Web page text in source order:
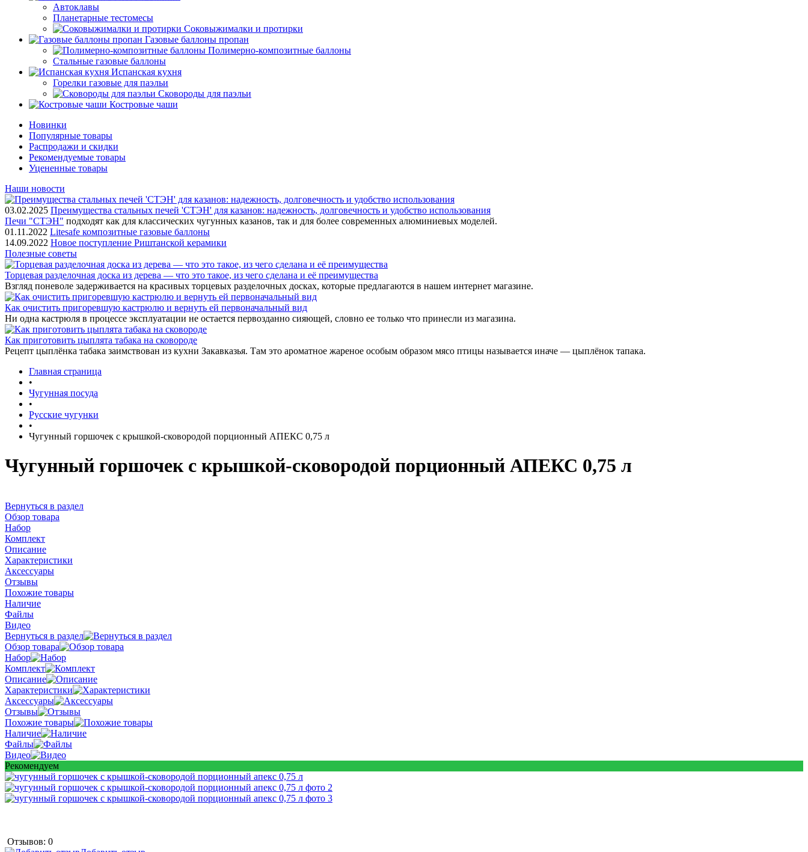
Автоклавы
Планетарные тестомесы
Соковыжималки и протирки
Газовые баллоны пропан
Полимерно-композитные баллоны
Стальные газовые баллоны
Испанская кухня
Горелки газовые для паэльи
Сковороды для паэльи
Костровые чаши
Новинки
Популярные товары
Распродажи и скидки
Рекомендуемые товары
Уцененные товары
Наши новости
03.02.2025 Преимущества стальных печей 'СТЭН' для казанов: надежность, долговечность и удобство использования
Печи "СТЭН" подходят как для классических чугунных казанов, так и для более современных алюминиевых моделей.
01.11.2022 Litesafe композитные газовые баллоны
14.09.2022 Новое поступление Риштанской керамики
Полезные советы
Торцевая разделочная доска из дерева — что это такое, из чего сделана и её преимущества
Взгляд поневоле задерживается на красивых торцевых разделочных досках, которые предлагаются в нашем интернет магазине.
Как очистить пригоревшую кастрюлю и вернуть ей первоначальный вид
Ни одна кастрюля в процессе эксплуатации не остается первозданно сияющей, словно ее только что принесли из магазина.
Как приготовить цыплята табака на сковороде
Рецепт цыплёнка табака заимствован из кухни Закавказья. Там это ароматное жареное особым образом мясо птицы называется иначе — цыплёнок тапака.
Главная страница
•
Чугунная посуда
•
Русские чугунки
•
Чугунный горшочек с крышкой-сковородой порционный АПЕКС 0,75 л
Чугунный горшочек с крышкой-сковородой порционный АПЕКС 0,75 л
Вернуться в раздел
Обзор товара
Набор
Комплект
Описание
Характеристики
Аксессуары
Отзывы
Похожие товары
Наличие
Файлы
Видео
Вернуться в раздел
Обзор товара
Набор
Комплект
Описание
Характеристики
Аксессуары
Отзывы
Похожие товары
Наличие
Файлы
Видео
Рекомендуем
Отзывов: 0